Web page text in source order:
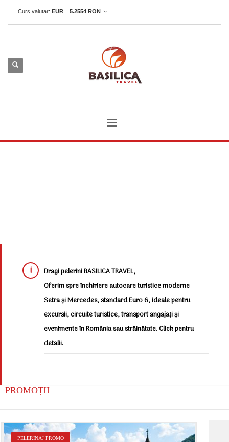
Curs valutar: EUR = 5.2554 RON
Dragi pelerini BASILICA TRAVEL,
Oferim spre închiriere autocare turistice moderne
Setra și Mercedes, standard Euro 6, ideale pentru
excursii, circuite turistice, transport angajați și
evenimente în România sau străinătate. Click pentru
detalii.
PROMOȚII
PELERINAJ PROMO